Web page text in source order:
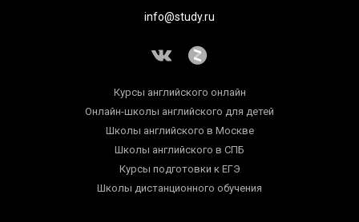
info@study.ru
Курсы английского онлайн
Онлайн-школы английского для детей
Школы английского в Москве
Школы английского в СПБ
Курсы подготовки к ЕГЭ
Школы дистанционного обучения